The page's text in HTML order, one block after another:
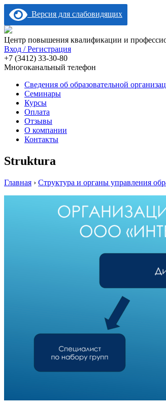
Версия для слабовидящих
Центр повышения квалификации и
Вход / Регистрация
+7 (3412) 33-30-80
Многоканальный телефон
Сведения об образовательной
Семинары
Курсы
Оплата
Отзывы
О компании
Контакты
Struktura
Главная › Структура и органы управления